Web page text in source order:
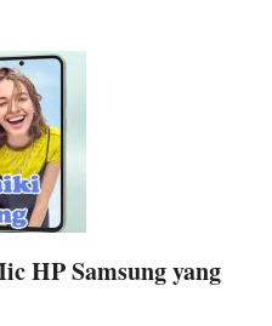
HP Samsung yang